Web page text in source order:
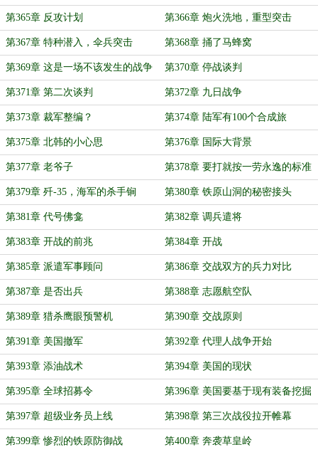
第365章 反攻计划 第366章 炮火洗地，重型突击
第367章 特种潜入，伞兵突击 第368章 捅了马蜂窝
第369章 这是一场不该发生的战争 第370章 停战谈判
第371章 第二次谈判 第372章 九日战争
第373章 裁军整编？ 第374章 陆军有100个合成旅
第375章 北韩的小心思 第376章 国际大背景
第377章 老爷子 第378章 要打就按一劳永逸的标准
来打
第379章 歼-35，海军的杀手锏 第380章 铁原山洞的秘密接头
第381章 代号佛龛 第382章 调兵遣将
第383章 开战的前兆 第384章 开战
第385章 派遣军事顾问 第386章 交战双方的兵力对比
第387章 是否出兵 第388章 志愿航空队
第389章 猎杀鹰眼预警机 第390章 交战原则
第391章 美国撤军 第392章 代理人战争开始
第393章 添油战术 第394章 美国的现状
第395章 全球招募令 第396章 美国要基于现有装备挖掘
新战斗力
第397章 超级业务员上线 第398章 第三次战役拉开帷幕
第399章 惨烈的铁原防御战 第400章 奔袭草皇岭